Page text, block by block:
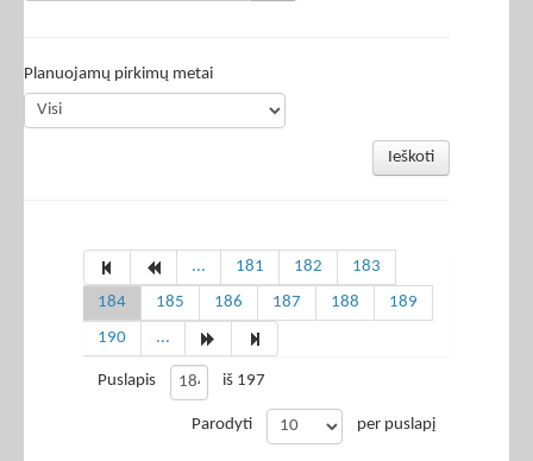
Planuojamų pirkimų metai
Ieškoti
... 181 182
183
184
185 186 187 188
189
190
...
Puslapis iš 197
Parodyti per puslapį